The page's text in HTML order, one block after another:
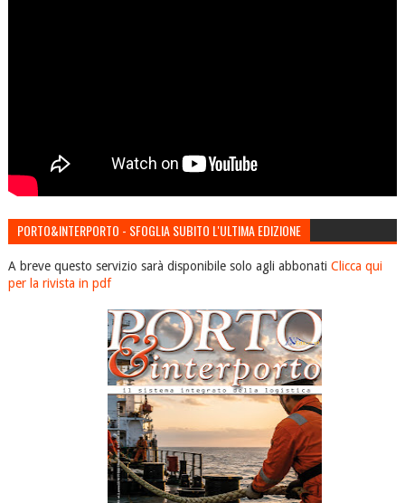
PORTO&INTERPORTO - SFOGLIA SUBITO L'ULTIMA EDIZIONE
A breve questo servizio sarà disponibile solo agli abbonati Clicca qui
per la rivista in pdf